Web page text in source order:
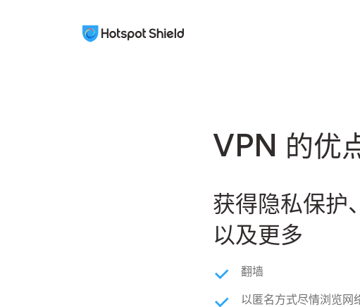
VPN 的优
获得隐私保护
以及更多
翻墙
以匿名方式尽情浏览网